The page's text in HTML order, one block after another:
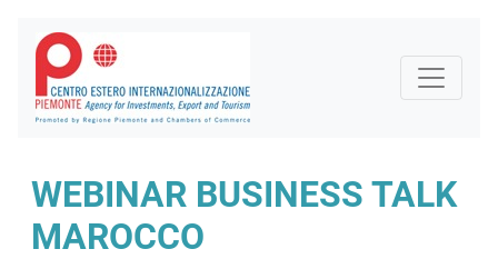
WEBINAR BUSINESS TALK
MAROCCO